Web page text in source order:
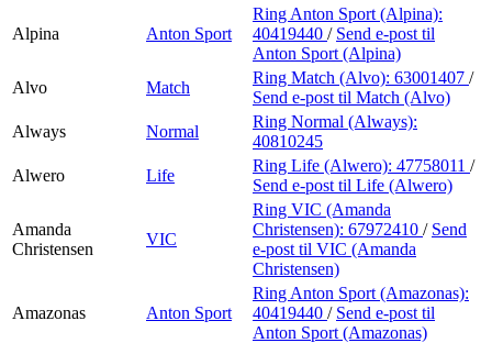
Alpina Anton Sport
Ring Anton Sport (Alpina):
40419440 / Send e-post til
Anton Sport (Alpina)
Alvo
Match
Ring Match (Alvo): 63001407 /
Send e-post til Match (Alvo)
Always
Normal
Ring Normal (Always):
40810245
Alwero
Life
Ring Life (Alwero): 47758011 /
Send e-post til Life (Alwero)
Amanda
Christensen
VIC
Ring VIC (Amanda
Christensen): 67972410 / Send
e-post til VIC (Amanda
Christensen)
Amazonas Anton Sport
Ring Anton Sport (Amazonas):
40419440 / Send e-post til
Anton Sport (Amazonas)